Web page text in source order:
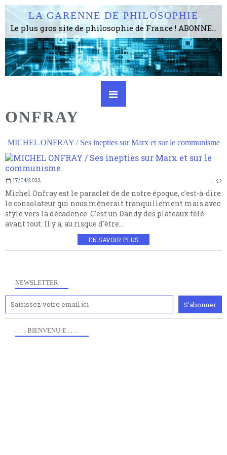
LA GARENNE DE PHILOSOPHIE
Le plus gros site de philosophie de France ! ABONNEZ-VOUS ! 4115 Articles, 1634 abonné·e·s, depuis 2006 . . . . . . . . 2 852 214 pages vues jusqu'à présent. Prestance et être apte à un plus grand nombre de choses.
ONFRAY
MICHEL ONFRAY / Ses inepties sur Marx et sur le communisme
17/04/2022 …
Michel Onfray est le paraclet de de notre époque, c'est-à-dire
le consolateur qui nous mènerait tranquillement mais avec
style vers la décadence. C'est un Dandy des plateaux télé
avant tout. Il y a, au risque d'être...
EN SAVOIR PLUS
NEWSLETTER
. . . . BIENVENU·E . . . .